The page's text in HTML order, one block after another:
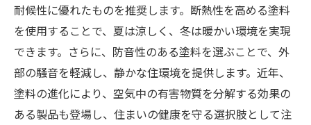
耐候性に優れたものを推奨します。断熱性を高める塗料
を使用することで、夏は涼しく、冬は暖かい環境を実現
できます。さらに、防音性のある塗料を選ぶことで、外
部の騒音を軽減し、静かな住環境を提供します。近年、
塗料の進化により、空気中の有害物質を分解する効果の
ある製品も登場し、住まいの健康を守る選択肢として注